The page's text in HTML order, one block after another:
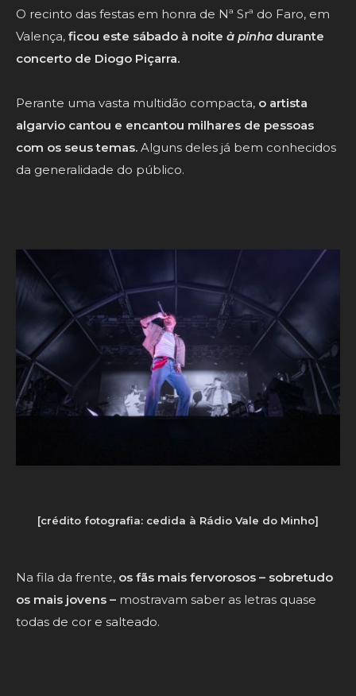
O recinto das festas em honra de Nª Srª do Faro, em
Valença, ficou este sábado à noite à pinha durante
concerto de Diogo Piçarra.
Perante uma vasta multidão compacta, o artista
algarvio cantou e encantou milhares de pessoas
com os seus temas. Alguns deles já bem conhecidos
da generalidade do público.
[crédito fotografia: cedida à Rádio Vale do Minho]
Na fila da frente, os fãs mais fervorosos – sobretudo
os mais jovens – mostravam saber as letras quase
todas de cor e salteado.